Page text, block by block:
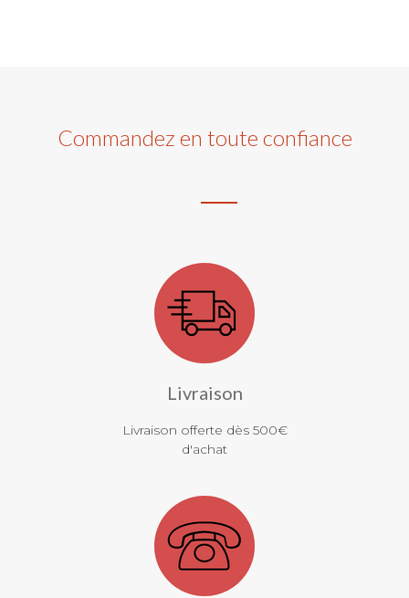
Commandez en toute confiance
Livraison
Livraison offerte dès 500€
d'achat